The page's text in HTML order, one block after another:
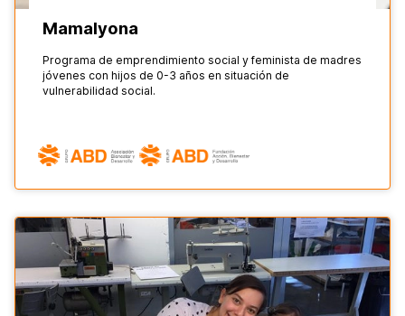
Mamalyona
Programa de emprendimiento social y feminista de madres
jóvenes con hijos de 0-3 años en situación de
vulnerabilidad social.